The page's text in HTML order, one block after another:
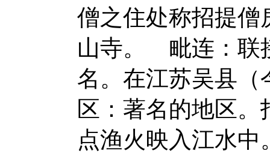
僧之住处称招提僧
山寺。 毗连：联
名。在江苏吴县
区：著名的地区
点渔火映入江水